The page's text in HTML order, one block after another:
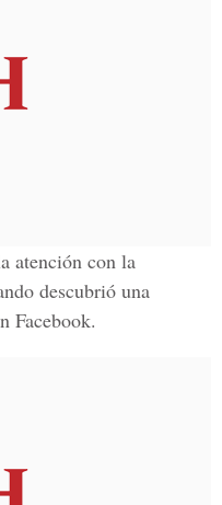
atención con la
descubrió una
Facebook.